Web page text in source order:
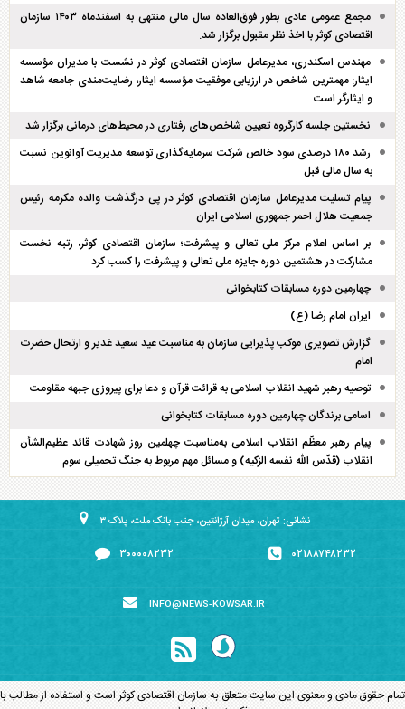
مجمع عمومی عادی بطور فوق‌العاده سال مالی منتهی به اسفند‌ماه ۱۴۰۳ سازمان
اقتصادی کوثر با اخذ نظر مقبول برگزار شد.
مهندس اسکندری، مدیرعامل سازمان اقتصادی کوثر در نشست با مدیران مؤسسه
ایثار: مهمترین شاخص در ارزیابی موفقیت مؤسسه ایثار، رضایت‌مندی جامعه شاهد
و ایثارگر است
نخستین جلسه کارگروه تعیین شاخص‌های رفتاری در محیط‌های درمانی برگزار شد
رشد ۱۸۰ درصدی سود خالص شرکت سرمایه‌گذاری توسعه مدیریت آوانوین نسبت
به سال مالی قبل
پیام تسلیت مدیرعامل سازمان اقتصادی کوثر در پی درگذشت والده مکرمه رئیس
جمعیت هلال احمر جمهوری اسلامی ایران
بر اساس اعلام مرکز ملی تعالی و پیشرفت؛ سازمان اقتصادی کوثر، رتبه نخست
مشارکت در هشتمین دوره جایزه ملی تعالی و پیشرفت را کسب کرد
چهارمین دوره مسابقات کتابخوانی
ایران امام رضا (ع)
گزارش تصویری موکب پذیرایی سازمان به مناسبت عید سعید غدیر و ارتحال حضرت
امام
توصیه رهبر شهید انقلاب اسلامی به قرائت قرآن و دعا برای پیروزی جبهه مقاومت
اسامی برندگان چهارمین دوره مسابقات کتابخوانی
پیام رهبر معظّم انقلاب اسلامی به‌مناسبت چهلمین روز شهادت قائد عظیم‌الشأن
انقلاب (قدّس الله نفسه الزکیه) و مسائل مهم مربوط به جنگ تحمیلی سوم
نشانی: تهران، میدان آرژانتین، جنب بانک ملت، پلاک ۳
۰۲۱۸۸۷۴۸۲۳۲ ۳۰۰۰۰۸۲۳۲
INFO@NEWS-KOWSAR.IR
تمام حقوق مادی و معنوی این سایت متعلق به سازمان اقتصادی کوثر است و استفاده از مطالب با